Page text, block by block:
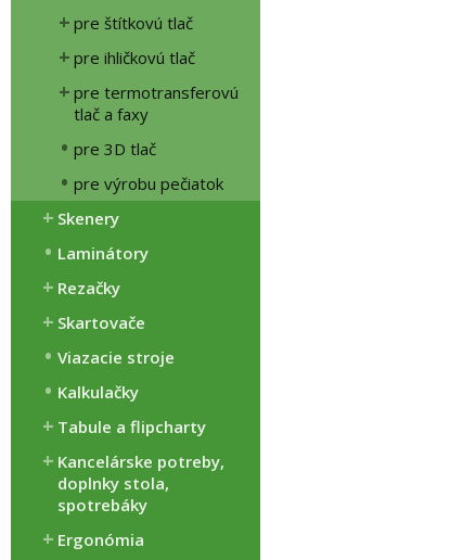
pre štítkovú tlač
pre ihličkovú tlač
pre termotransferovú
tlač a faxy
pre 3D tlač
pre výrobu pečiatok
Skenery
Laminátory
Rezačky
Skartovače
Viazacie stroje
Kalkulačky
Tabule a flipcharty
Kancelárske potreby,
doplnky stola,
spotrebáky
Ergonómia